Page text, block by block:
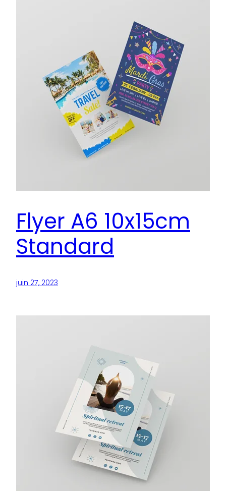
Flyer A6 10x15cm
Standard
juin 27, 2023